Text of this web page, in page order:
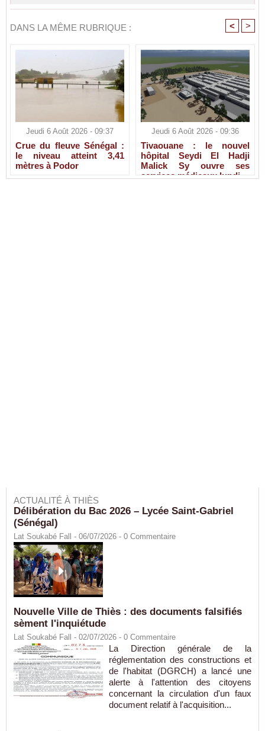
DANS LA MÊME RUBRIQUE : < >
Jeudi 6 Août 2026 - 09:37
Crue du fleuve Sénégal :
le niveau atteint 3,41
mètres à Podor
Jeudi 6 Août 2026 - 09:36
Tivaouane : le nouvel
hôpital Seydi El Hadji
Malick Sy ouvre ses
services médicaux lundi
ACTUALITÉ À THIÈS
Délibération du Bac 2026 – Lycée Saint-Gabriel
(Sénégal)
Lat Soukabé Fall - 06/07/2026 - 0 Commentaire
Nouvelle Ville de Thiès : des documents falsifiés
sèment l'inquiétude
Lat Soukabé Fall - 02/07/2026 - 0 Commentaire
La Direction générale de la
réglementation des constructions et
de l'habitat (DGRCH) a lancé une
alerte à l'attention des citoyens
concernant la circulation d'un faux
document relatif à l'acquisition...